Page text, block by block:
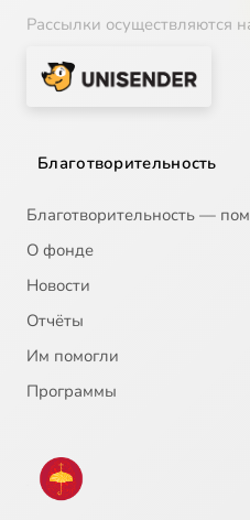
Рассылки осуществляются
Благотворительность
Благотворительность —
О фонде
Новости
Отчёты
Им помогли
Программы